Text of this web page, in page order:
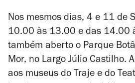
Nos mesmos dias, 4 e 11 de
10.00 às 13.00 e das 14.00
também aberto o Parque
Mor, no Largo Júlio Castilho.
aos museus do Traje e do